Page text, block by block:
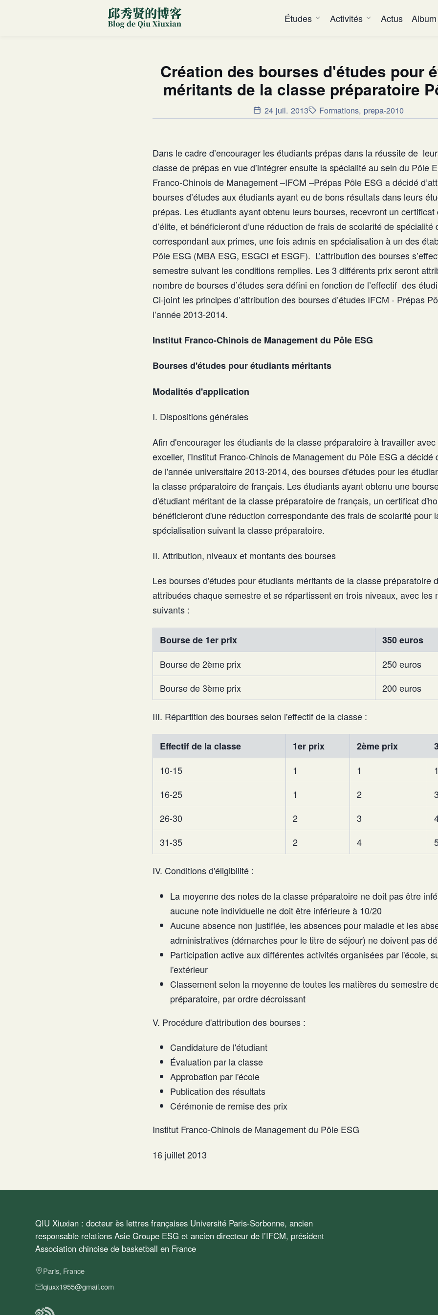
Études Activités Actus Album
Création des bourses d'études pour
méritants de la classe préparatoire
24 juil. 2013 Formations, prepa-2010
Dans le cadre d’encourager les étudiants prépas dans la réussite de
classe de prépas en vue d’intégrer ensuite la spécialité au sein du Pôle
Franco-Chinois de Management –IFCM –Prépas Pôle ESG a décidé
bourses d’études aux étudiants ayant eu de bons résultats dans leurs
prépas. Les étudiants ayant obtenu leurs bourses, recevront un certificat
d’élite, et bénéficieront d’une réduction de frais de scolarité de spécialité
correspondant aux primes, une fois admis en spécialisation à un des
Pôle ESG (MBA ESG, ESGCI et ESGF). L’attribution des bourses
semestre suivant les conditions remplies. Les 3 différents prix seront
nombre de bourses d’études sera défini en fonction de l’effectif des
Ci-joint les principes d’attribution des bourses d’études IFCM - Prépas
l’année 2013-2014.
Institut Franco-Chinois de Management du Pôle ESG
Bourses d'études pour étudiants méritants
Modalités d'application
I. Dispositions générales
Afin d'encourager les étudiants de la classe préparatoire à travailler
exceller, l'Institut Franco-Chinois de Management du Pôle ESG a décidé
de l'année universitaire 2013-2014, des bourses d'études pour les
la classe préparatoire de français. Les étudiants ayant obtenu une
d'étudiant méritant de la classe préparatoire de français, un certificat
bénéficieront d'une réduction correspondante des frais de scolarité pour
spécialisation suivant la classe préparatoire.
II. Attribution, niveaux et montants des bourses
Les bourses d'études pour étudiants méritants de la classe préparatoire
attribuées chaque semestre et se répartissent en trois niveaux, avec les
suivants :
Bourse de 1er prix
350 euros
Bourse de 2ème prix
250 euros
Bourse de 3ème prix
200 euros
III. Répartition des bourses selon l'effectif de la classe :
Effectif de la classe 1er prix 2ème prix
10-15
1 1
1
16-25
1 2
3
26-30
2 3
31-35
2 4
IV. Conditions d'éligibilité :
La moyenne des notes de la classe préparatoire ne doit pas être
aucune note individuelle ne doit être inférieure à 10/20
Aucune absence non justifiée, les absences pour maladie et les
administratives (démarches pour le titre de séjour) ne doivent pas
Participation active aux différentes activités organisées par l'école,
l'extérieur
Classement selon la moyenne de toutes les matières du semestre
préparatoire, par ordre décroissant
V. Procédure d'attribution des bourses :
Candidature de l'étudiant
Évaluation par la classe
Approbation par l'école
Publication des résultats
Cérémonie de remise des prix
Institut Franco-Chinois de Management du Pôle ESG
16 juillet 2013
QIU Xiuxian : docteur ès lettres françaises Université Paris-Sorbonne, ancien
responsable relations Asie Groupe ESG et ancien directeur de l’IFCM, président
Association chinoise de basketball en France
Paris, France
qiuxx1955@gmail.com